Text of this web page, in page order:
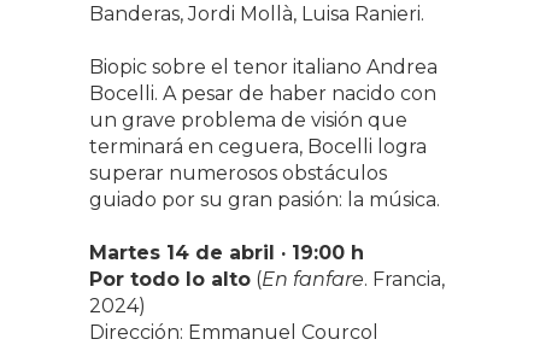
Banderas, Jordi Mollà, Luisa Ranieri.
Biopic sobre el tenor italiano Andrea
Bocelli. A pesar de haber nacido con
un grave problema de visión que
terminará en ceguera, Bocelli logra
superar numerosos obstáculos
guiado por su gran pasión: la música.
Martes 14 de abril · 19:00 h
Por todo lo alto (En fanfare. Francia,
2024)
Dirección: Emmanuel Courcol